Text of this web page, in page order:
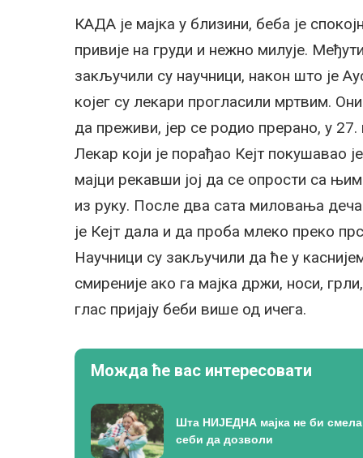
КАДА је мајка у близини, беба је
привије на груди и нежно милује.
закључили су научници, након што је
којег су лекари прогласили мртвим.
да преживи, јер се родио прерано, у
Лекар који је порађао Кејт покушавао
мајци рекавши јој да се опрости са
из руку. После два сата миловања
је Кејт дала и да проба млеко преко
Научници су закључили да ће у
смиреније ако га мајка држи, носи,
глас пријају беби више од ичега.
Можда ће вас интересовати
Шта НИЈЕДНА мајка не би смела
себи да дозволи